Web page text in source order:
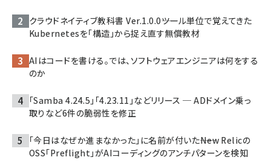
クラウドネイティブ教科書 Ver.1.0.0――ツール単位で覚えてきた
Kubernetesを「構造」から捉え直す無償教材
AIはコードを書ける。では、ソフトウェアエンジニアは何をする
のか
「Samba 4.24.5」「4.23.11」などリリース ─ ADドメイン乗っ
取りなど6件の脆弱性を修正
「今日はなぜか進まなかった」に名前が付いた――New Relicの
OSS「Preflight」がAIコーディングのアンチパターンを検知